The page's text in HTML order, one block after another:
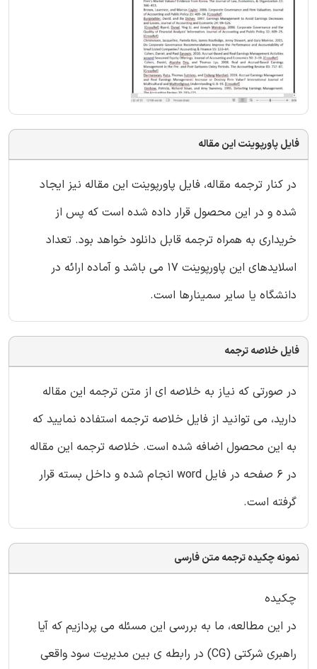
فایل پاورپوینت این مقاله
در کنار ترجمه مقاله، فایل پاورپوینت این مقاله نیز ایجاد
شده و در این محصول قرار داده شده است که پس از
خریداری به همراه ترجمه قابل دانلود خواهد بود. تعداد
اسلایدهای این پاورپوینت 17 می باشد و آماده ارائه در
دانشگاه یا سایر سمینارها است.
فایل خلاصه ترجمه
در صورتی که نیاز به خلاصه ای از متن ترجمه این مقاله
دارید، می توانید از فایل خلاصه ترجمه استفاده نمایید که
به این محصول اضافه شده است. خلاصه ترجمه این مقاله
در 6 صفحه در فایل word انجام شده و داخل بسته قرار
گرفته است.
نمونه چکیده ترجمه متن فارسی
چکیده
در این مطالعه، ما به بررسی این مسئله می پردازیم که آیا
راهبری شرکتی (CG) در رابطه ی بین مدیریت سود واقعی